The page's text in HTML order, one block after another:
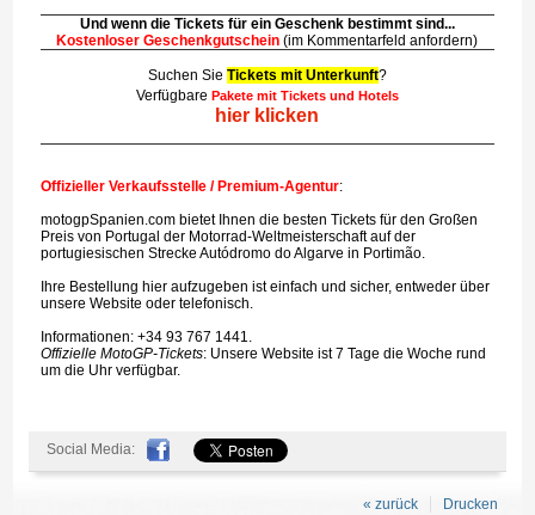
Und wenn die Tickets für ein Geschenk bestimmt sind...
Kostenloser Geschenkgutschein (im Kommentarfeld anfordern)
Suchen Sie Tickets mit Unterkunft?
Verfügbare Pakete mit Tickets und Hotels
hier klicken
Offizieller Verkaufsstelle / Premium-Agentur:
motogpSpanien.com bietet Ihnen die besten Tickets für den Großen
Preis von Portugal der Motorrad-Weltmeisterschaft auf der
portugiesischen Strecke Autódromo do Algarve in Portimão.
Ihre Bestellung hier aufzugeben ist einfach und sicher, entweder über
unsere Website oder telefonisch.
Informationen: +34 93 767 1441.
Offizielle MotoGP-Tickets: Unsere Website ist 7 Tage die Woche rund
um die Uhr verfügbar.
Social Media:
Drucken
« zurück